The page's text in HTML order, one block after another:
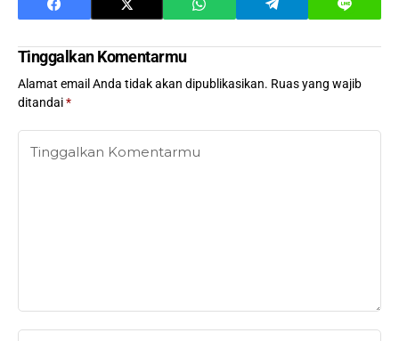
Tinggalkan Komentarmu
Alamat email Anda tidak akan dipublikasikan. Ruas yang wajib
ditandai*